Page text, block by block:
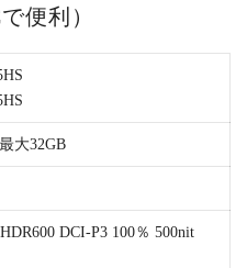
便利）
大32GB
DCI-P3 100％ 500nit